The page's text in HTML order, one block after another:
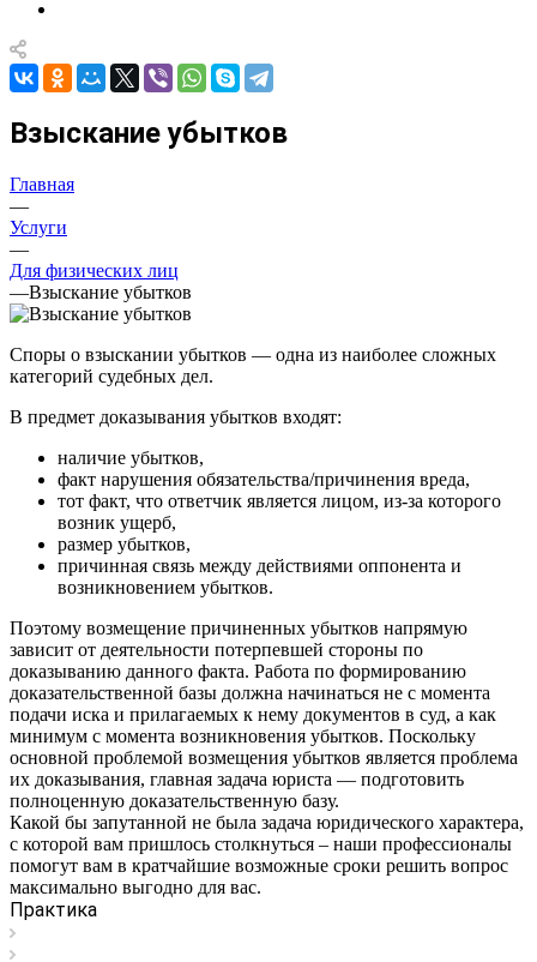
Взыскание убытков
Главная
—
Услуги
—
Для физических лиц
—Взыскание убытков
Споры о взыскании убытков — одна из наиболее сложных
категорий судебных дел.
В предмет доказывания убытков входят:
наличие убытков,
факт нарушения обязательства/причинения вреда,
тот факт, что ответчик является лицом, из-за которого
возник ущерб,
размер убытков,
причинная связь между действиями оппонента и
возникновением убытков.
Поэтому возмещение причиненных убытков напрямую
зависит от деятельности потерпевшей стороны по
доказыванию данного факта. Работа по формированию
доказательственной базы должна начинаться не с момента
подачи иска и прилагаемых к нему документов в суд, а как
минимум с момента возникновения убытков. Поскольку
основной проблемой возмещения убытков является проблема
их доказывания, главная задача юриста — подготовить
полноценную доказательственную базу.
Какой бы запутанной не была задача юридического характера,
с которой вам пришлось столкнуться – наши профессионалы
помогут вам в кратчайшие возможные сроки решить вопрос
максимально выгодно для вас.
Практика